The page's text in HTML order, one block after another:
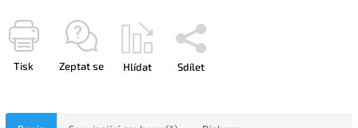
Tisk Zeptat se Hlídat Sdílet